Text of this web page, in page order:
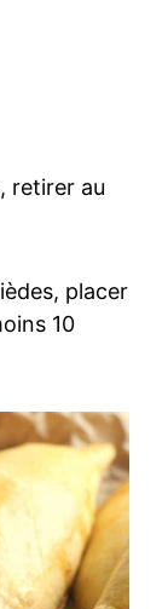
retirer au
placer
10